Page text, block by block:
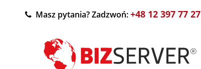
Masz pytania? Zadzwoń:+48 12 397 77 27